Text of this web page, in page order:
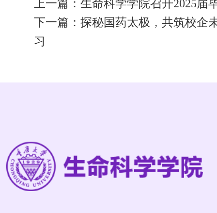
上一篇：生命科学学院召开2025届
下一篇：探秘国药太极，共筑校
习